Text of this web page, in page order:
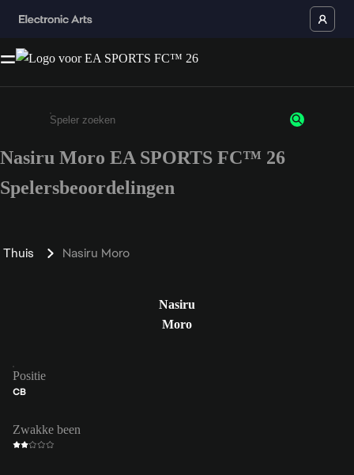
Enter a minimum of 3 characters or numbers
Nasiru Moro EA SPORTS FC™ 26
Spelersbeoordelingen
Thuis Nasiru Moro
Nasiru
Moro
Positie
CB
Zwakke been